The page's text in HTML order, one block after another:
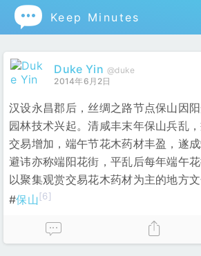
 Keep Minutes
Duke Yin @duke
2014年6月2日
汉设永昌郡后，丝绸之路节点保山因
园林技术兴起。清咸丰末年保山兵乱
交易增加，端午节花木药材丰盈，遂
避讳亦称端阳花街，平乱后每年端午
以聚集观赏交易花木药材为主的地方
#保山[6]